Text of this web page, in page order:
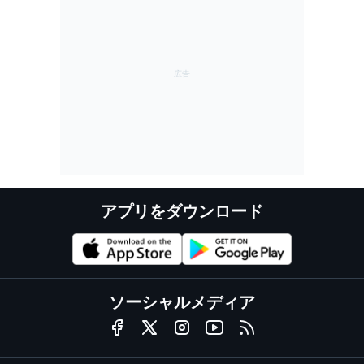
アプリをダウンロード
ソーシャルメディア